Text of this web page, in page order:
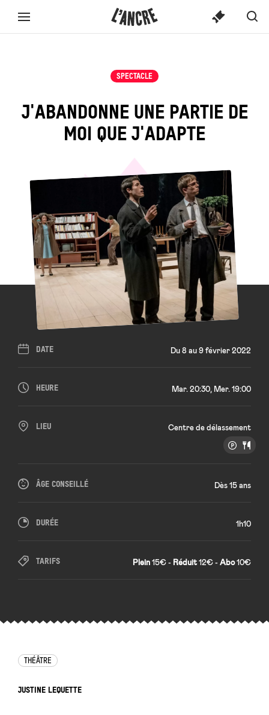
CONTENU
L’ANCRE
Menu
complet
TICKETS
la
J'ABANDONNE UNE PARTIE DE
MOI QUE J'ADAPTE
SPECTACLE
DATE Du 8 au 9 février 2022
HEURE Mar. 20:30, Mer. 19:00
LIEU Centre de délassement
ÂGE CONSEILLÉ Dès 15 ans
DURÉE 1h10
TARIFS Plein15€ - Réduit12€ -Abo10€
JUSTINE LEQUETTE
THÉÂTRE